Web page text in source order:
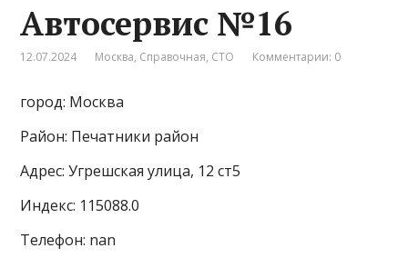
Автосервис №16
12.07.2024 Москва, Справочная, СТО Комментарии: 0
город: Москва
Район: Печатники район
Адрес: Угрешская улица, 12 ст5
Индекс: 115088.0
Телефон: nan